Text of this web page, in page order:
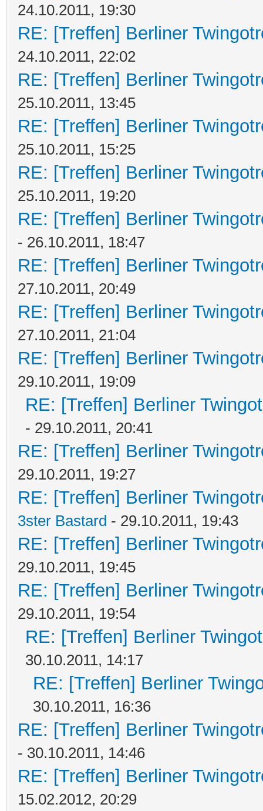
24.10.2011, 19:30
RE: [Treffen] Berliner
24.10.2011, 22:02
RE: [Treffen] Berliner
25.10.2011, 13:45
RE: [Treffen] Berliner
25.10.2011, 15:25
RE: [Treffen] Berliner
25.10.2011, 19:20
RE: [Treffen] Berliner
- 26.10.2011, 18:47
RE: [Treffen] Berliner
27.10.2011, 20:49
RE: [Treffen] Berliner
27.10.2011, 21:04
RE: [Treffen] Berliner
29.10.2011, 19:09
RE: [Treffen] Berliner
- 29.10.2011, 20:41
RE: [Treffen] Berliner
29.10.2011, 19:27
RE: [Treffen] Berliner
3ster Bastard - 29.10.2011, 19:43
RE: [Treffen] Berliner
29.10.2011, 19:45
RE: [Treffen] Berliner
29.10.2011, 19:54
RE: [Treffen] Berliner
30.10.2011, 14:17
RE: [Treffen] Berliner
30.10.2011, 16:36
RE: [Treffen] Berliner
- 30.10.2011, 14:46
RE: [Treffen] Berliner
15.02.2012, 20:29